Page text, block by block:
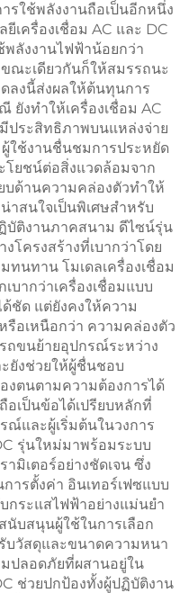
ใช้พลังงานถือเป็นอีกหนึ่ง
เครื่องเชื่อม AC และ DC
พลังงานไฟฟ้าน้อยกว่า
ขณะเดียวกันก็ให้สมรรถนะ
ลงนี้ส่งผลให้ต้นทุนการ
ยังทำให้เครื่องเชื่อม AC
ประสิทธิภาพบนแหล่งจ่าย
ใช้งานชื่นชมการประหยัด
ยชน์ต่อสิ่งแวดล้อมจาก
บด้านความคล่องตัวทำให้
าสนใจเป็นพิเศษสำหรับ
บัติงานภาคสนาม ดีไซน์รุ่น
ครงสร้างที่เบากว่าโดย
นทาน โมเดลเครื่องเชื่อม
บากว่าเครื่องเชื่อมแบบ
ด้ชัด แต่ยังคงให้ความ
รือเหนือกว่า ความคล่องตัว
ถขนย้ายอุปกรณ์ระหว่าง
ยังช่วยให้ผู้ชื่นชอบ
งตนตามความต้องการได้
อเป็นข้อได้เปรียบหลักที่
ณ์และผู้เริ่มต้นในวงการ
รุ่นใหม่มาพร้อมระบบ
มิเตอร์อย่างชัดเจน ซึ่ง
ารตั้งค่า อินเทอร์เฟซแบบ
กระแสไฟฟ้าอย่างแม่นยำ
บสนุนผู้ใช้ในการเลือก
บวัสดุและขนาดความหนา
ปลอดภัยที่ผสานอยู่ใน
ช่วยปกป้องทั้งผู้ปฏิบัติงาน